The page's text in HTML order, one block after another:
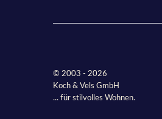
© 2003 - 2026
Koch & Vels GmbH
... für stilvolles Wohnen.